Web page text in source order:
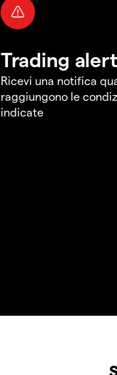
Trading alert
Ricevi una notifica
raggiungono le
indicate